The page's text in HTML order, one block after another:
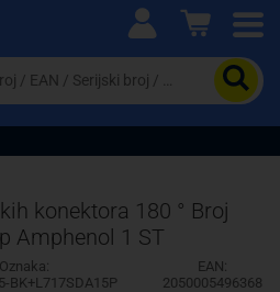
asortiman proizvoda i
konektora 180 ° Broj
Amphenol 1 ST
Oznaka:
BK+L717SDA15P
EAN:
2050005496368